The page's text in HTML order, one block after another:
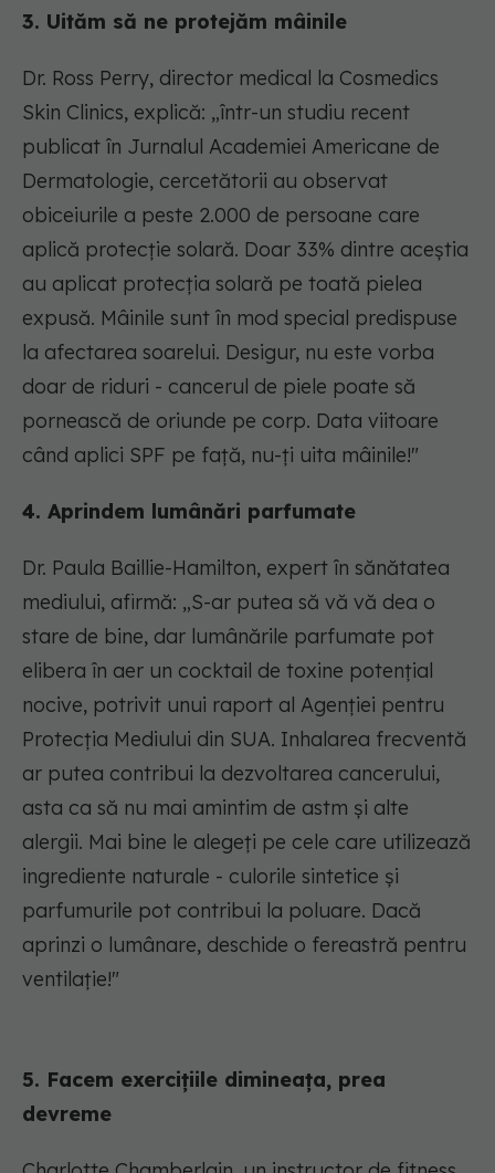
3. Uităm să ne protejăm mâinile
Dr. Ross Perry, director medical la Cosmedics
Skin Clinics, explică: „într-un studiu recent
publicat în Jurnalul Academiei Americane de
Dermatologie, cercetătorii au observat
obiceiurile a peste 2.000 de persoane care
aplică protecție solară. Doar 33% dintre aceștia
au aplicat protecția solară pe toată pielea
expusă. Mâinile sunt în mod special predispuse
la afectarea soarelui. Desigur, nu este vorba
doar de riduri - cancerul de piele poate să
pornească de oriunde pe corp. Data viitoare
când aplici SPF pe față, nu-ți uita mâinile!"
4. Aprindem lumânări parfumate
Dr. Paula Baillie-Hamilton, expert în sănătatea
mediului, afirmă: „S-ar putea să vă vă dea o
stare de bine, dar lumânările parfumate pot
elibera în aer un cocktail de toxine potențial
nocive, potrivit unui raport al Agenției pentru
Protecția Mediului din SUA. Inhalarea frecventă
ar putea contribui la dezvoltarea cancerului,
asta ca să nu mai amintim de astm și alte
alergii. Mai bine le alegeți pe cele care utilizează
ingrediente naturale - culorile sintetice și
parfumurile pot contribui la poluare. Dacă
aprinzi o lumânare, deschide o fereastră pentru
ventilație!"
5. Facem exercițiile dimineața, prea
devreme